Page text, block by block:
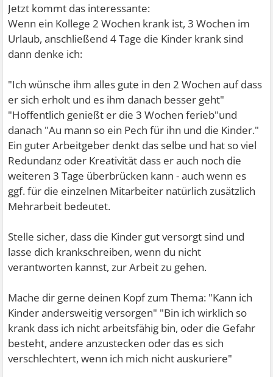
Jetzt kommt das interessante:
Wenn ein Kollege 2 Wochen krank ist, 3 Wochen im
Urlaub, anschließend 4 Tage die Kinder krank sind
dann denke ich:
"Ich wünsche ihm alles gute in den 2 Wochen auf dass
er sich erholt und es ihm danach besser geht"
"Hoffentlich genießt er die 3 Wochen ferieb"und
danach "Au mann so ein Pech für ihn und die Kinder."
Ein guter Arbeitgeber denkt das selbe und hat so viel
Redundanz oder Kreativität dass er auch noch die
weiteren 3 Tage überbrücken kann - auch wenn es
ggf. für die einzelnen Mitarbeiter natürlich zusätzlich
Mehrarbeit bedeutet.
Stelle sicher, dass die Kinder gut versorgt sind und
lasse dich krankschreiben, wenn du nicht
verantworten kannst, zur Arbeit zu gehen.
Mache dir gerne deinen Kopf zum Thema: "Kann ich
Kinder andersweitig versorgen" "Bin ich wirklich so
krank dass ich nicht arbeitsfähig bin, oder die Gefahr
besteht, andere anzustecken oder das es sich
verschlechtert, wenn ich mich nicht auskuriere"